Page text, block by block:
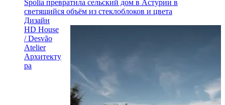
Spolia превратила сельский дом в Астурии в
светящийся объём из стеклоблоков и цвета
Дизайн
HD House
/ Desvão
Atelier
Архитекту
ра